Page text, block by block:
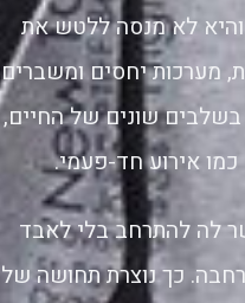
והיא לא מנסה ללטש את
מערכות יחסים ומשברים
בשלבים שונים של החיים,
אירוע חד-פעמי.
לה להתרחב בלי לאבד
כך נוצרת תחושה של